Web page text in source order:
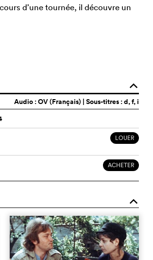
d’une tournée, il découvre un
o
Audio :OV (Français) | Sous-titres : d, f, i
LOUER
ACHETER
o